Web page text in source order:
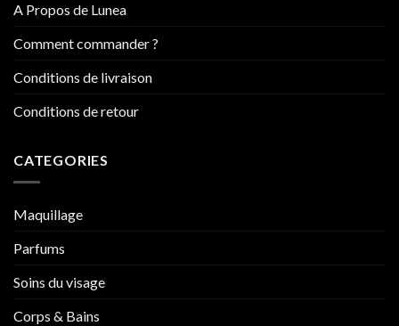
A Propos de Lunea
Comment commander ?
Conditions de livraison
Conditions de retour
CATEGORIES
Maquillage
Parfums
Soins du visage
Corps & Bains